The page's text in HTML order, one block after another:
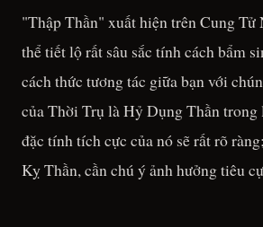
"Thập Thần" xuất hiện trên Cung
thể tiết lộ rất sâu sắc tính cách bẩm
cách thức tương tác giữa bạn với
của Thời Trụ là Hỷ Dụng Thần trong
đặc tính tích cực của nó sẽ rất rõ
Kỵ Thần, cần chú ý ảnh hưởng tiêu